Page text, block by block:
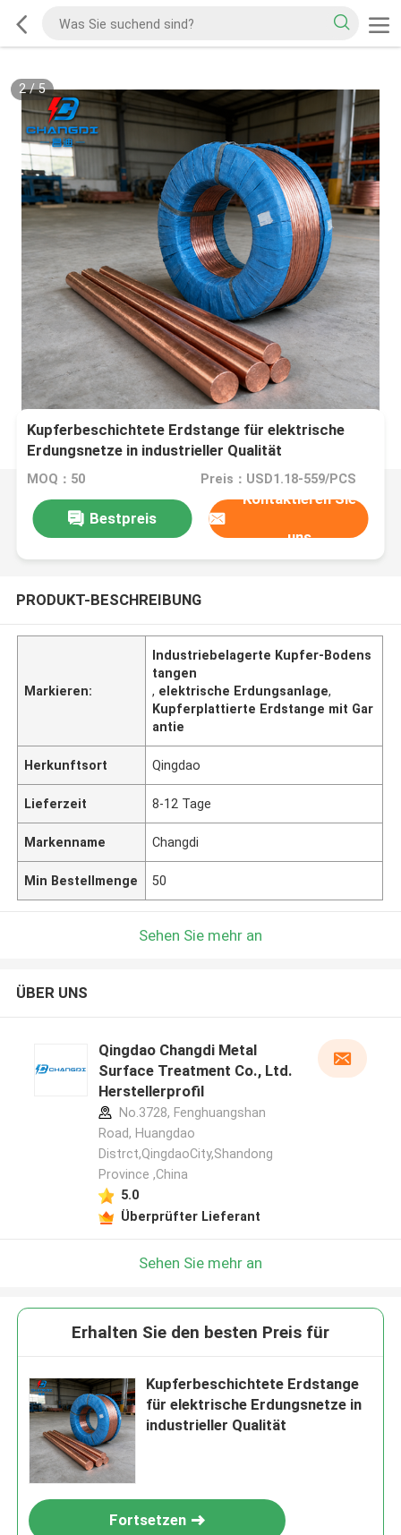
2/5
Kupferbeschichtete Erdstange für elektrische
Erdungsnetze in industrieller Qualität
MOQ：50 Preis：USD1.18-559/PCS
Bestpreis
Kontaktieren Sie
uns
PRODUKT-BESCHREIBUNG
Markieren:
Industriebelagerte Kupfer-Bodens
tangen
, elektrische Erdungsanlage,
Kupferplattierte Erdstange mit Gar
antie
Herkunftsort Qingdao
Lieferzeit 8-12 Tage
Markenname Changdi
Min Bestellmenge 50
Sehen Sie mehr an
ÜBER UNS
Qingdao Changdi Metal
Surface Treatment Co., Ltd.
Herstellerprofil
No.3728, Fenghuangshan
Road, Huangdao
Distrct,QingdaoCity,Shandong
Province ,China
5.0
Überprüfter Lieferant
Sehen Sie mehr an
Erhalten Sie den besten Preis für
Kupferbeschichtete Erdstange
für elektrische Erdungsnetze in
industrieller Qualität
Fortsetzen